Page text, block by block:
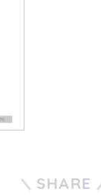
SHARE